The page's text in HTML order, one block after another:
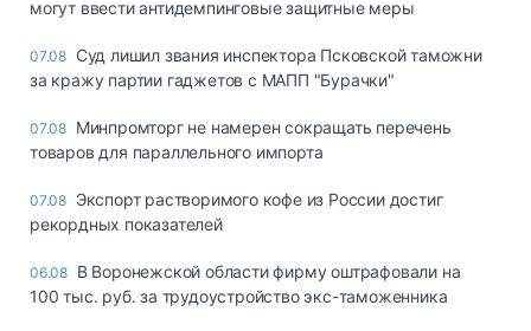
могут ввести антидемпинговые защитные меры
07.08 Суд лишил звания инспектора Псковской таможни
за кражу партии гаджетов с МАПП "Бурачки"
07.08 Минпромторг не намерен сокращать перечень
товаров для параллельного импорта
07.08 Экспорт растворимого кофе из России достиг
рекордных показателей
06.08 В Воронежской области фирму оштрафовали на
100 тыс. руб. за трудоустройство экс-таможенника